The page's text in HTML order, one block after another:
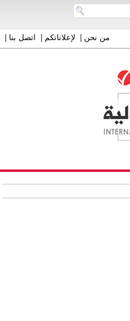
من نحن| لإعلاناتكم| اتصل بنا|